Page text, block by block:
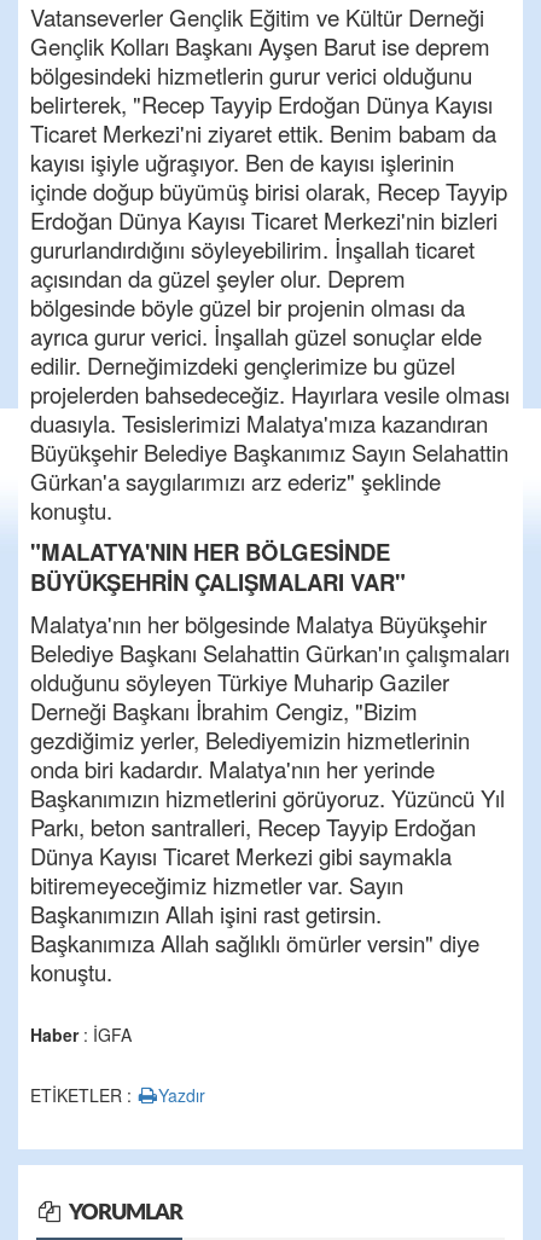
Vatanseverler Gençlik Eğitim ve Kültür Derneği
Gençlik Kolları Başkanı Ayşen Barut ise deprem
bölgesindeki hizmetlerin gurur verici olduğunu
belirterek, "Recep Tayyip Erdoğan Dünya Kayısı
Ticaret Merkezi'ni ziyaret ettik. Benim babam da
kayısı işiyle uğraşıyor. Ben de kayısı işlerinin
içinde doğup büyümüş birisi olarak, Recep Tayyip
Erdoğan Dünya Kayısı Ticaret Merkezi'nin bizleri
gururlandırdığını söyleyebilirim. İnşallah ticaret
açısından da güzel şeyler olur. Deprem
bölgesinde böyle güzel bir projenin olması da
ayrıca gurur verici. İnşallah güzel sonuçlar elde
edilir. Derneğimizdeki gençlerimize bu güzel
projelerden bahsedeceğiz. Hayırlara vesile olması
duasıyla. Tesislerimizi Malatya'mıza kazandıran
Büyükşehir Belediye Başkanımız Sayın Selahattin
Gürkan'a saygılarımızı arz ederiz" şeklinde
konuştu.
"MALATYA'NIN HER BÖLGESİNDE
BÜYÜKŞEHRİN ÇALIŞMALARI VAR"
Malatya'nın her bölgesinde Malatya Büyükşehir
Belediye Başkanı Selahattin Gürkan'ın çalışmaları
olduğunu söyleyen Türkiye Muharip Gaziler
Derneği Başkanı İbrahim Cengiz, "Bizim
gezdiğimiz yerler, Belediyemizin hizmetlerinin
onda biri kadardır. Malatya'nın her yerinde
Başkanımızın hizmetlerini görüyoruz. Yüzüncü Yıl
Parkı, beton santralleri, Recep Tayyip Erdoğan
Dünya Kayısı Ticaret Merkezi gibi saymakla
bitiremeyeceğimiz hizmetler var. Sayın
Başkanımızın Allah işini rast getirsin.
Başkanımıza Allah sağlıklı ömürler versin" diye
konuştu.
Haber: İGFA
ETİKETLER : Yazdır
YORUMLAR